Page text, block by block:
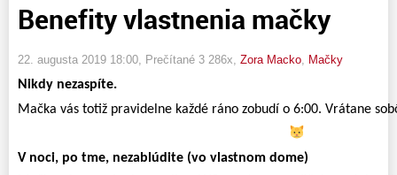
Benefity vlastnenia mačky
22. augusta 2019 18:00 , Prečítané 3 286x, Zora Macko Mačky
Nikdy nezaspíte.
Mačka vás totiž pravidelne každé ráno zobudí o 6:00. Vrátane
V noci, po tme, nezablúdite (vo vlastnom dome)